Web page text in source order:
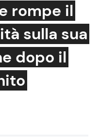
e TV
VIP
Coppie VIP
rompe il
sulla sua
dopo il